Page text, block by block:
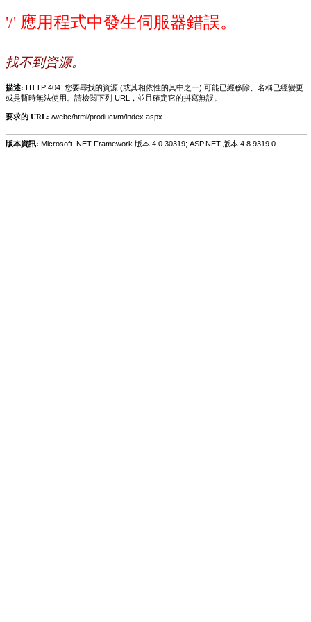
'/' 應用程式中發生伺服器錯誤。
找不到資源。
描述: HTTP 404. 您要尋找的資源 (或其相依性的其中之一) 可能已經移除、名稱已經變更
或是暫時無法使用。請檢閱下列 URL，並且確定它的拼寫無誤。
要求的 URL: /webc/html/product/m/index.aspx
版本資訊: Microsoft .NET Framework 版本:4.0.30319; ASP.NET 版本:4.8.9319.0